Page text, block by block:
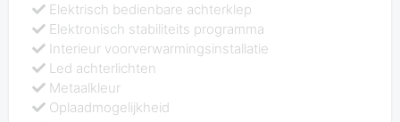
Elektrisch bedienbare achterklep
Elektronisch stabiliteits programma
Interieur voorverwarmingsinstallatie
Led achterlichten
Metaalkleur
Oplaadmogelijkheid